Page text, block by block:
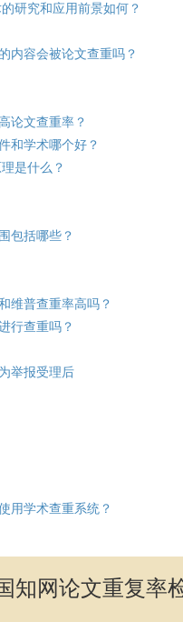
研究和应用前景如何？
内容会被论文查重吗？
论文查重率？
和学术哪个好？
是什么？
包括哪些？
维普查重率高吗？
行查重吗？
举报受理后
用学术查重系统？
知网论文重复率